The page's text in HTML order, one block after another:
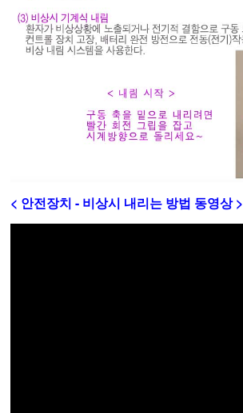
< 안전장치 - 비상시 내리는 방법 동영상 >